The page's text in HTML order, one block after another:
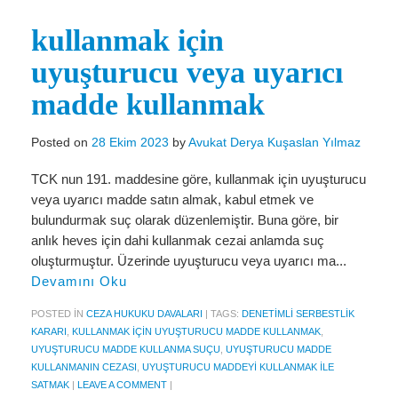
İcra Ve İflas Hukuku
Gayrimenkul hukuku
Ticaret Hukuku
İdare ve Vergi Hukuku
Basında Derya Kuşaslan
HESAPLAMA ARAÇLARI
İhbar Tazminatı Hesaplama
Kıdem Tazminatı Hesaplama
Fazla Mesai Hesaplama
İşsizlik Maaşı Hesaplama
kullanmak için
uyuşturucu veya uyarıcı
madde kullanmak
Posted on 28 Ekim 2023 byAvukat Derya Kuşaslan Yılmaz
TCK nun 191. maddesine göre, kullanmak için uyuşturucu
veya uyarıcı madde satın almak, kabul etmek ve
bulundurmak suç olarak düzenlemiştir. Buna göre, bir
anlık heves için dahi kullanmak cezai anlamda suç
oluşturmuştur. Üzerinde uyuşturucu veya uyarıcı ma...
Devamını Oku
POSTED IN CEZA HUKUKU DAVALARI | TAGS: DENETIMLI SERBESTLIK
KARARI KULLANMAK IÇIN UYUŞTURUCU MADDE KULLANMAK
UYUŞTURUCU MADDE KULLANMA SUÇU UYUŞTURUCU MADDE
KULLANMANIN CEZASI UYUŞTURUCU MADDEYI KULLANMAK ILE
SATMAK | LEAVE A COMMENT |